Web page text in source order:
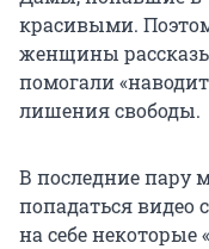
красивыми.
женщины
помогали
лишения свободы.
В последние пару
попадаться видео
на себе